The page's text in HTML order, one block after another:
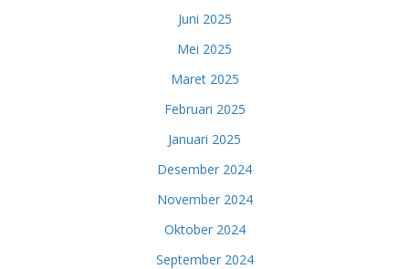
Juni 2025
Mei 2025
Maret 2025
Februari 2025
Januari 2025
Desember 2024
November 2024
Oktober 2024
September 2024